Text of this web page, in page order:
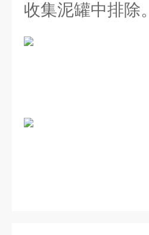
收集泥罐中排除。